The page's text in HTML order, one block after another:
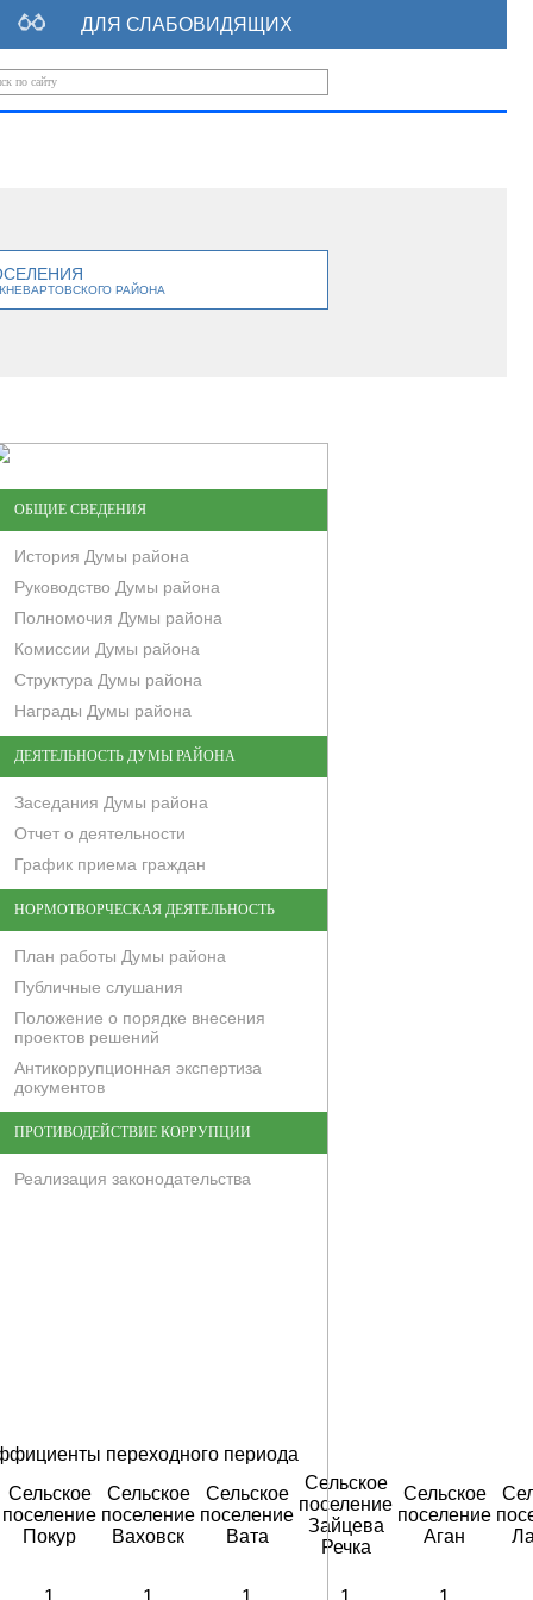
ДЛЯ СЛАБОВИДЯЩИХ
РАЙОНА
переходного периода
Сельское
поселение
Покур
Сельское
поселение
Ваховск
Сельское
поселение
Вата
Сельское
поселение
Зайцева
Речка
Сельское
поселение
Аган
ОБЩИЕ СВЕДЕНИЯ
История Думы района
Руководство Думы района
Полномочия Думы района
Комиссии Думы района
Структура Думы района
Награды Думы района
ДЕЯТЕЛЬНОСТЬ ДУМЫ РАЙОНА
Заседания Думы района
Отчет о деятельности
График приема граждан
НОРМОТВОРЧЕСКАЯ ДЕЯТЕЛЬНОСТЬ
План работы Думы района
Публичные слушания
Положение о порядке внесения
проектов решений
Антикоррупционная экспертиза
документов
ПРОТИВОДЕЙСТВИЕ КОРРУПЦИИ
Реализация законодательства